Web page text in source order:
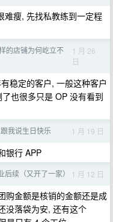
难瘦, 先找私教练到一定程
的店铺为何屹立不
1 月 26
日
稳定的客户, 一般这种客户
也很多只是 OP 没有看到
我说生日快乐 1 月 19 日
银行 APP
后续（又开了一家） 1 月 12 日
购金额是核销的金额还是成
没落袋为安, 还有这个